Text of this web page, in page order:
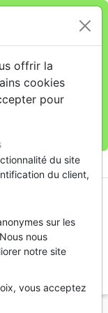
rue de Rive,
au retrait en
passer vos
de la Bible
shopping_cart
offrir la
cookies
pour
du site
du client,
sur les
nous
notre site
vous acceptez